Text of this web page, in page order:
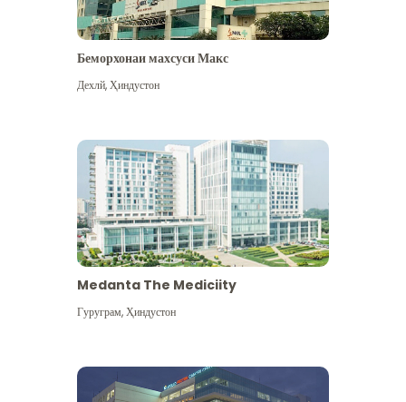
Беморхонаи махсуси Макс
Дехлй,Ҳиндустон
Medanta The Mediciity
Гуруграм,Ҳиндустон